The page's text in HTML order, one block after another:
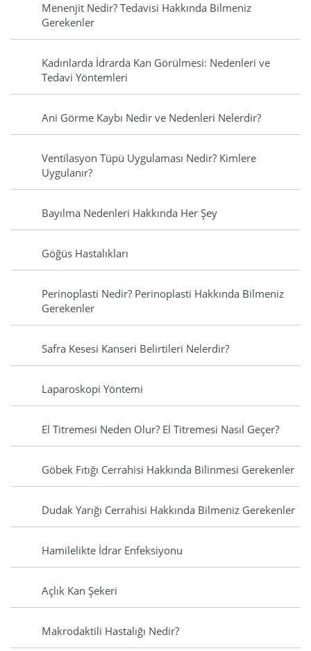
Menenjit Nedir? Tedavisi Hakkında Bilmeniz
Gerekenler
Kadınlarda İdrarda Kan Görülmesi: Nedenleri ve
Tedavi Yöntemleri
Ani Görme Kaybı Nedir ve Nedenleri Nelerdir?
Ventilasyon Tüpü Uygulaması Nedir? Kimlere
Uygulanır?
Bayılma Nedenleri Hakkında Her Şey
Göğüs Hastalıkları
Perinoplasti Nedir? Perinoplasti Hakkında Bilmeniz
Gerekenler
Safra Kesesi Kanseri Belirtileri Nelerdir?
Laparoskopi Yöntemi
El Titremesi Neden Olur? El Titremesi Nasıl Geçer?
Göbek Fıtığı Cerrahisi Hakkında Bilinmesi Gerekenler
Dudak Yarığı Cerrahisi Hakkında Bilmeniz Gerekenler
Hamilelikte İdrar Enfeksiyonu
Açlık Kan Şekeri
Makrodaktili Hastalığı Nedir?